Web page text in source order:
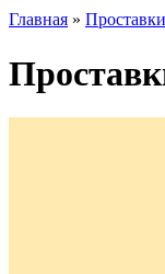
Главная » Проставки